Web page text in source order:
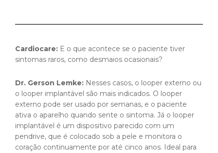
Cardiocare: E o que acontece se o paciente tiver
sintomas raros, como desmaios ocasionais?
Dr. Gerson Lemke: Nesses casos, o looper externo ou
o looper implantável são mais indicados. O looper
externo pode ser usado por semanas, e o paciente
ativa o aparelho quando sente o sintoma. Já o looper
implantável é um dispositivo parecido com um
pendrive, que é colocado sob a pele e monitora o
coração continuamente por até cinco anos. Ideal para